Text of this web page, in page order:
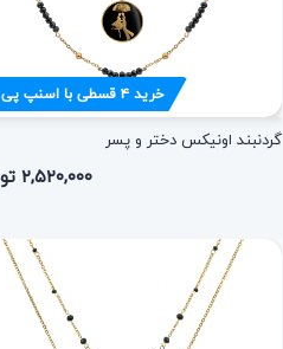
خرید۴قسطی با اسنپ پی
گردنبند اونیکس دختر و پسر
۲,۵۲۰,۰۰۰ تومان